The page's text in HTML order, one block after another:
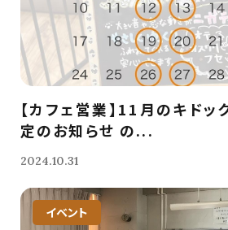
【カフェ営業】11月のキド
定のお知らせ の...
2024.10.31
イベント